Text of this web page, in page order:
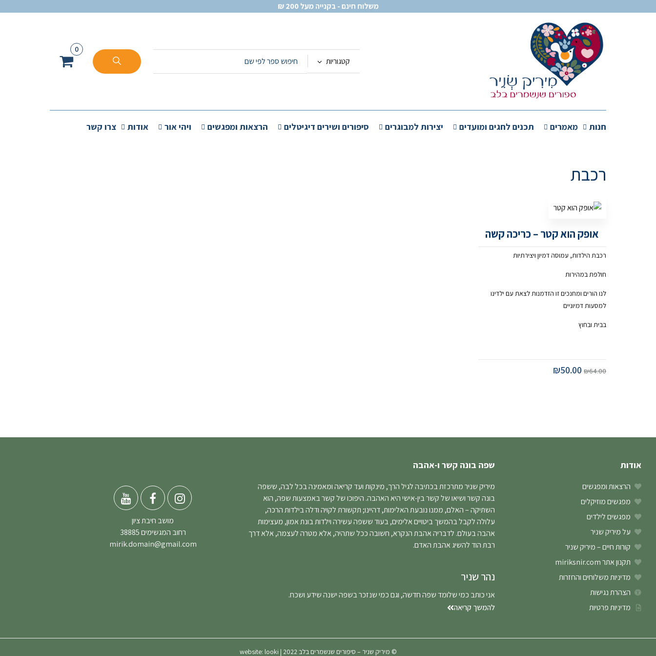
משלוח חינם - בקנייה מעל 200 ₪
קטגוריות
0
חנות מאמרים תכנים לחגים ומועדים יצירות למבוגרים סיפורים ושירים דיגיטלים הרצאות ומפגשים ויהי אור אודות צרו קשר
רכבת
אופק הוא קטר – כריכה קשה
רכבת הילדות, עמוסה דמיון ויצירתיות
חולפת במהירות
לנו הורים ומחנכים זו הזדמנות לצאת עם ילדינו
למסעות דמיוניים
בבית ובחוץ
₪64.00
₪50.00
אודות
הרצאות ומפגשים
מפגשים מוזיקלים
מפגשים לילדים
על מיריק שניר
קורות חיים – מיריק שניר
תקנון אתר miriksnir.com
מדיניות משלוחים והחזרות
הצהרת נגישות
מדיניות פרטיות
שפה בונה קשר ו-אהבה
מיריק שניר מתרכזת בכתיבה לגיל הרך, מינקות ועד קריאה ומאמינה בכל לבה, ששפה
בונה קשר ושיאו של קשר בין-אישי היא האהבה. היפוכו של קשר באמצעות שפה, הוא
השתיקה – האלם, ממנו נובעת האלימות, דהיינו; תקשורת לקויה ודלה בילדות הרכה,
עלולה לקבל בהמשך ביטויים אלימים, בעוד ששפה עשירה וילדות בונת אמון, מעצימות
אהבה בעולם. לדבריה אהבת הנקרא, חשובה ככל שתהיה, אלא מטרה לעצמה, אלא דרך
רבת הוד להשיג אהבת האדם.
נהר שניר
אני כותב כמי שלומד שפה חדשה, וגם כמי שנזכר בשפה ישנה שידע ושכח.
להמשך קריאה
מושב חיבת ציון
רחוב המגשימים 38885
mirik.domain@gmail.com
© מיריק שניר – סיפורים שנשמרים בלב 2022 | website: looki